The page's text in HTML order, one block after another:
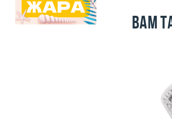
Вам
Размер
Вес (г)